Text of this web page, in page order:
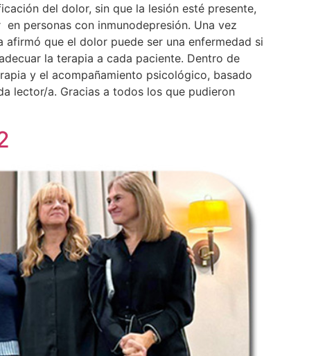
del dolor, sin que la lesión esté presente,
personas con inmunodepresión. Una vez
afirmó que el dolor puede ser una enfermedad si
la terapia a cada paciente. Dentro de
y el acompañamiento psicológico, basado
lector/a. Gracias a todos los que pudieron